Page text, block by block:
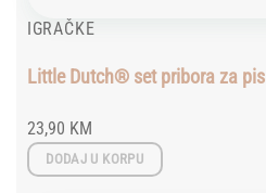
IGRAČKE
Little Dutch® set pribora za
23,90 KM
DODAJ U KORPU